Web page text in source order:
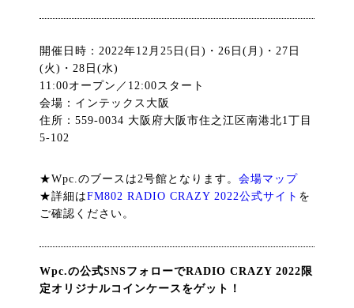
開催日時：2022年12月25日(日)・26日(月)・27日
(火)・28日(水)
11:00オープン／12:00スタート
会場：インテックス大阪
住所：559-0034 大阪府大阪市住之江区南港北1丁目
5-102
★Wpc.のブースは2号館となります。 会場マップ
★詳細はFM802 RADIO CRAZY 2022公式サイト を
ご確認ください。
Wpc.の公式SNSフォローでRADIO CRAZY 2022限
定オリジナルコインケースをゲット！